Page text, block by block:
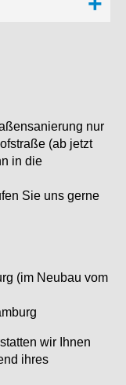
nur
(ab jetzt
in die
Sie uns gerne
(im Neubau vom
wir Ihnen
ihres